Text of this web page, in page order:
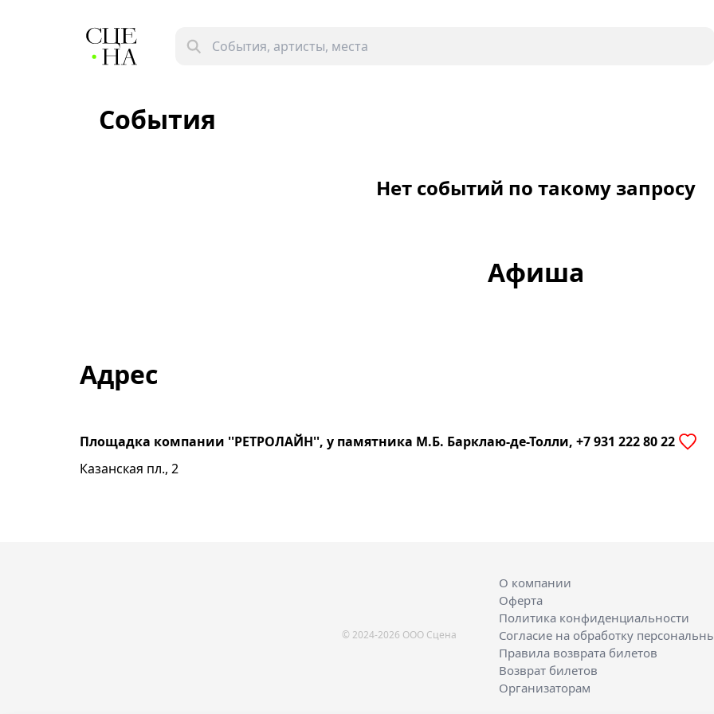
События
Нет событий по такому запросу
Афиша
Адрес
Площадка компании ''РЕТРОЛАЙН'', у памятника М.Б. Барклаю-де-Толли, +7 931 222 80 22
Казанская пл., 2
О компании
Оферта
Политика конфиденциальности
Согласие на обработку
Правила возврата билетов
Возврат билетов
Организаторам
© 2024-2026 ООО Сцена